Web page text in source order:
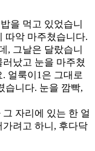
을 먹고 있었습니
따악 마주쳤습니다.
, 그날은 달랐습니
났고 눈을 마주쳤
얼룩이1은 그대로
습니다. 눈을 깜빡,
자리에 있는 한 얼
려고 하니, 후다닥